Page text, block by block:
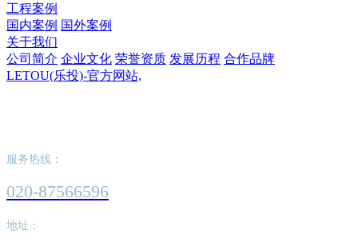
工程案例
国内案例 国外案例
关于我们
公司简介 企业文化 荣誉资质 发展历程 合作品牌
LETOU(乐投)-官方网站,
服务热线：
020-87566596
地址：